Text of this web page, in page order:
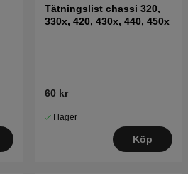
Tätningslist chassi 320,
330x, 420, 430x, 440, 450x
60 kr
I lager
Köp